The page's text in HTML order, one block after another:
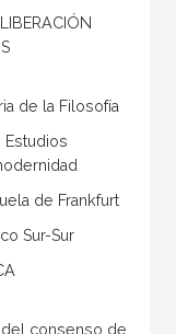
de la Filosofía
Estudios
de Frankfurt
Sur-Sur
del consenso de